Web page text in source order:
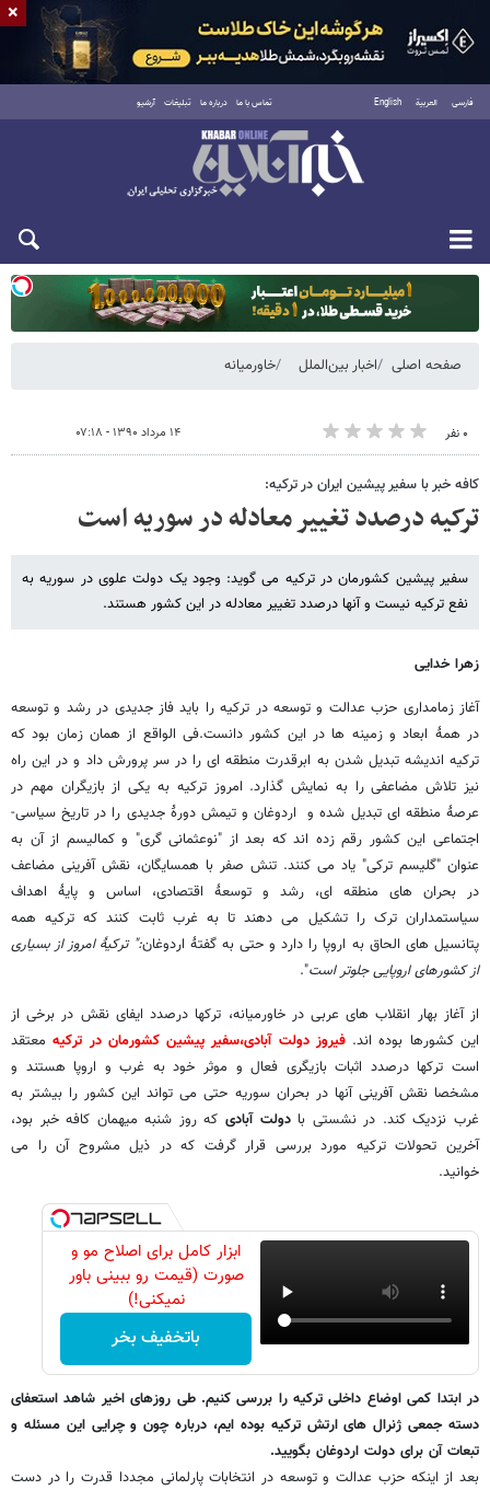
فارسی العربية English تماس با ما درباره ما تبلیغات آرشیو
دوشنبه ۱۹ مرداد ۱۴۰۵
صفحه اصلی اخبار بین‌الملل خاورمیانه
۰ نفر ۱۴ مرداد ۱۳۹۰ - ۰۷:۱۸
کافه خبر با سفیر پیشین ایران در ترکیه:
ترکیه درصدد تغییر معادله در سوریه است
سفیر پیشین کشورمان در ترکیه می گوید: وجود یک دولت علوی در سوریه به
نفع ترکیه نیست و آنها درصدد تغییر معادله در این کشور هستند.
زهرا خدایی
آغاز زمامداری حزب عدالت و توسعه در ترکیه را باید فاز جدیدی در رشد و توسعه
در همۀ ابعاد و زمینه ها در این کشور دانست.فی الواقع از همان زمان بود که
ترکیه اندیشه تبدیل شدن به ابرقدرت منطقه ای را در سر پرورش داد و در این راه
نیز تلاش مضاعفی را به نمایش گذارد. امروز ترکیه به یکی از بازیگران مهم در
عرصۀ منطقه ای تبدیل شده و اردوغان و تیمش دورۀ جدیدی را در تاریخ سیاسی-
اجتماعی این کشور رقم زده اند که بعد از "نوعثمانی گری" و کمالیسم از آن به
عنوان "گلیسم ترکی" یاد می کنند. تنش صفر با همسایگان، نقش آفرینی مضاعف
در بحران های منطقه ای، رشد و توسعۀ اقتصادی، اساس و پایۀ اهداف
سیاستمداران ترک را تشکیل می دهند تا به غرب ثابت کنند که ترکیه همه
پتانسیل های الحاق به اروپا را دارد و حتی به گفتۀ اردوغان:" ترکیۀ امروز از بسیاری
از کشورهای اروپایی جلوتر است".
از آغاز بهار انقلاب های عربی در خاورمیانه، ترکها درصدد ایفای نقش در برخی از
این کشورها بوده اند.فیروز دولت آبادی،سفیر پیشین کشورمان در ترکیهمعتقد
است ترکها درصدد اثبات بازیگری فعال و موثر خود به غرب و اروپا هستند و
مشخصا نقش آفرینی آنها در بحران سوریه حتی می تواند این کشور را بیشتر به
غرب نزدیک کند. در نشستی بادولت آبادی که روز شنبه میهمان کافه خبر بود،
آخرین تحولات ترکیه مورد بررسی قرار گرفت که در ذیل مشروح آن را می
خوانید.
ابزار کامل برای اصلاح مو و
صورت (قیمت رو ببینی باور
نمیکنی!)
باتخفیف بخر
در ابتدا کمی اوضاع داخلی ترکیه را بررسی کنیم. طی روزهای اخیر شاهد استعفای
دسته جمعی ژنرال های ارتش ترکیه بوده ایم، درباره چون و چرایی این مسئله و
تبعات آن برای دولت اردوغان بگویید.
بعد از اینکه حزب عدالت و توسعه در انتخابات پارلمانی مجددا قدرت را در دست
×